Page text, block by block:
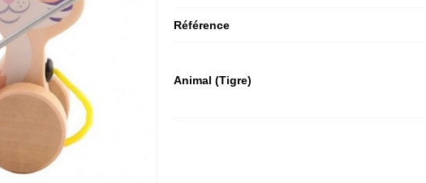
Référence
Animal (Tigre)